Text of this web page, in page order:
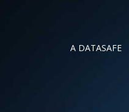
A DATASAFE